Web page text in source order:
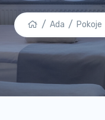
Ada Pokoje